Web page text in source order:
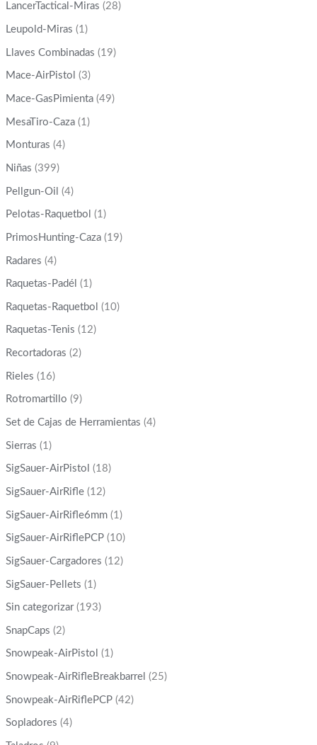
LancerTactical-Miras (28)
Leupold-Miras (1)
Llaves Combinadas (19)
Mace-AirPistol (3)
Mace-GasPimienta (49)
MesaTiro-Caza (1)
Monturas (4)
Niñas (399)
Pellgun-Oil (4)
Pelotas-Raquetbol (1)
PrimosHunting-Caza (19)
Radares (4)
Raquetas-Padél (1)
Raquetas-Raquetbol (10)
Raquetas-Tenis (12)
Recortadoras (2)
Rieles (16)
Rotromartillo (9)
Set de Cajas de Herramientas (4)
Sierras (1)
SigSauer-AirPistol (18)
SigSauer-AirRifle (12)
SigSauer-AirRifle6mm (1)
SigSauer-AirRiflePCP (10)
SigSauer-Cargadores (12)
SigSauer-Pellets (1)
Sin categorizar (193)
SnapCaps (2)
Snowpeak-AirPistol (1)
Snowpeak-AirRifleBreakbarrel (25)
Snowpeak-AirRiflePCP (42)
Sopladores (4)